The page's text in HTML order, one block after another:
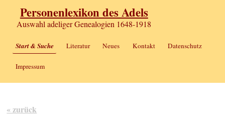
Personenlexikon des Adels
Auswahl adeliger Genealogien 1648-1918
Start & Suche Literatur Neues Kontakt Datenschutz
Impressum
« zurück